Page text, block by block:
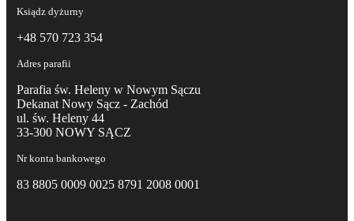
Ksiądz dyżurny
+48 570 723 354
Adres parafii
Parafia św. Heleny w Nowym Sączu
Dekanat Nowy Sącz - Zachód
ul. św. Heleny 44
33-300 NOWY SĄCZ
Nr konta bankowego
83 8805 0009 0025 8791 2008 0001